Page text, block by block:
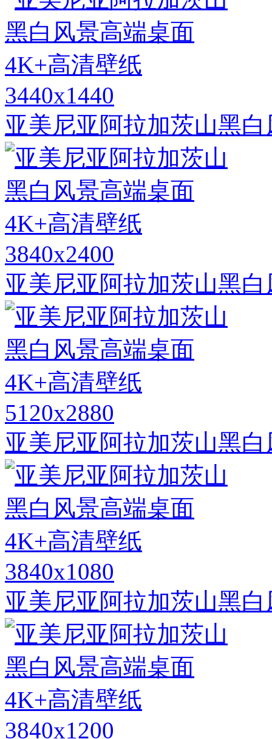
3440x1440
亚美尼亚阿拉加茨山黑
3840x2400
亚美尼亚阿拉加茨山黑
5120x2880
亚美尼亚阿拉加茨山黑
3840x1080
亚美尼亚阿拉加茨山黑
3840x1200